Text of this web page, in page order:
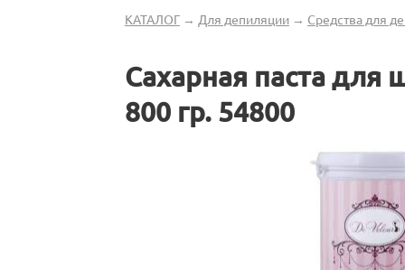
Вы здесь
КАТАЛОГ→ Для депиляции→ Средства для
Сахарная паста для
800 гр. 54800